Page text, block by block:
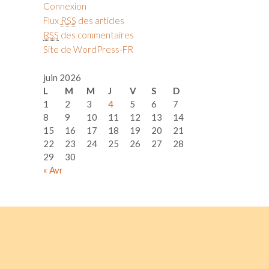
Connexion
Flux RSS des articles
RSS des commentaires
Site de WordPress-FR
juin 2026
L
M M J V S D
« Avr
1 2 3 4 5 6
7
8
9 10 11 12 13
14
15
16 17 18 19 20
21
22
23 24 25 26 27
28
29
30